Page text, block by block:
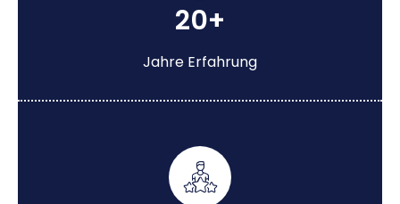
20+
Jahre Erfahrung